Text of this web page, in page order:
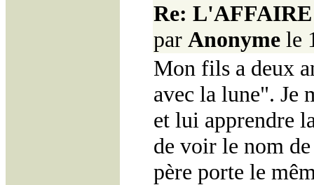
Re:
par Anonyme le
Mon fils a deux
avec la lune". Je
et lui apprendre
de voir le nom
père porte le